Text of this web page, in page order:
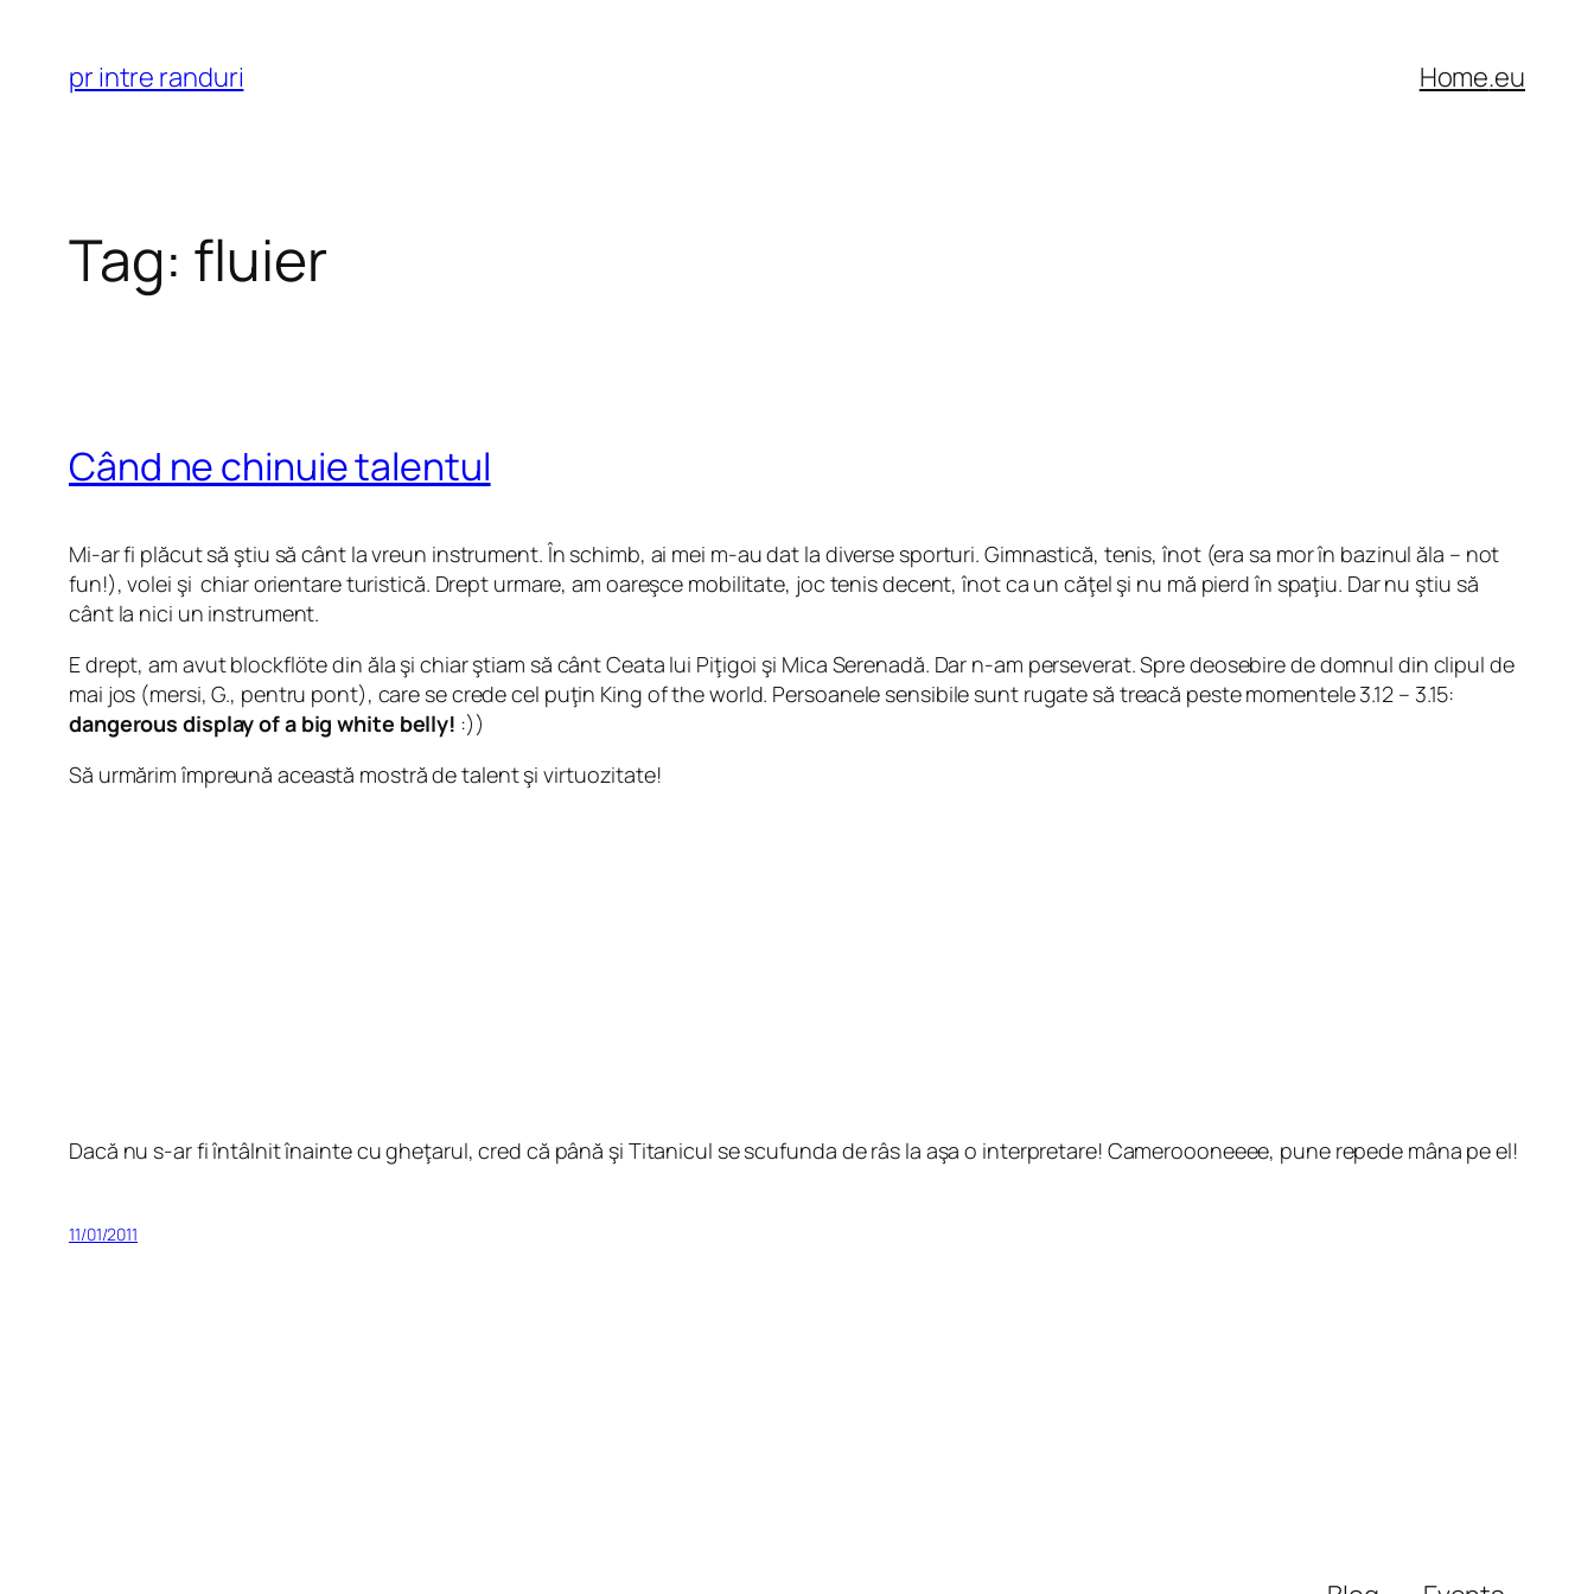
content
pr intre randuri Home.eu
Tag: fluier
Când ne chinuie talentul
Mi-ar fi plăcut să ştiu să cânt la vreun instrument. În schimb, ai mei m-au dat la diverse sporturi. Gimnastică, tenis, înot (era sa mor în bazinul ăla – not
fun!), volei şi chiar orientare turistică. Drept urmare, am oareşce mobilitate, joc tenis decent, înot ca un căţel şi nu mă pierd în spaţiu. Dar nu ştiu să
cânt la nici un instrument.
E drept, am avut blockflöte din ăla şi chiar ştiam să cânt Ceata lui Piţigoi şi Mica Serenadă. Dar n-am perseverat. Spre deosebire de domnul din clipul de
mai jos (mersi, G., pentru pont), care se crede cel puţin King of the world. Persoanele sensibile sunt rugate să treacă peste momentele 3.12 – 3.15:
dangerous display of a big white belly! :))
Să urmărim împreună această mostră de talent şi virtuozitate!
Dacă nu s-ar fi întâlnit înainte cu gheţarul, cred că până şi Titanicul se scufunda de râs la aşa o interpretare! Cameroooneeee, pune repede mâna pe el!
11/01/2011